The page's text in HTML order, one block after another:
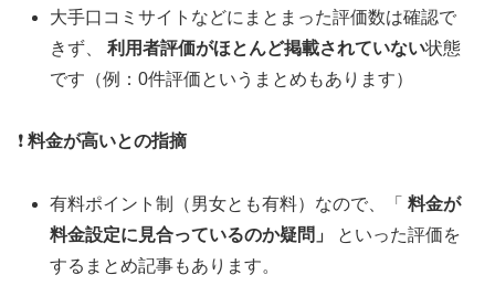
大手口コミサイトなどにまとまった評価数は確認で
きず、利用者評価がほとんど掲載されていない状態
です（例：0件評価というまとめもあります）
❗ 料金が高いとの指摘
有料ポイント制（男女とも有料）なので、「料金が
料金設定に見合っているのか疑問」
といった評価を
するまとめ記事もあります。